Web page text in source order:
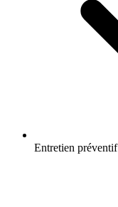
Entretien préventif